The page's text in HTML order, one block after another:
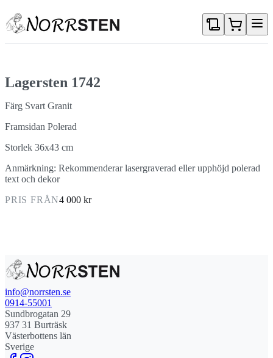
Lagersten 1742
Färg Svart Granit
Framsidan Polerad
Storlek 36x43 cm
Anmärkning: Rekommenderar lasergraverad eller upphöjd polerad
text och dekor
PRIS FRÅN4 000 kr
info@norrsten.se
0914-55001
Sundbrogatan 29
937 31 Burträsk
Västerbottens län
Sverige